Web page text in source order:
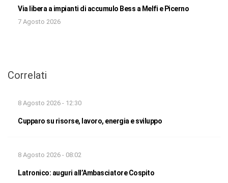
Via libera a impianti di accumulo Bess a Melfi e Picerno
7 Agosto 2026
Correlati
8 Agosto 2026 - 12:30
Cupparo su risorse, lavoro, energia e sviluppo
8 Agosto 2026 - 08:02
Latronico: auguri all’Ambasciatore Cospito